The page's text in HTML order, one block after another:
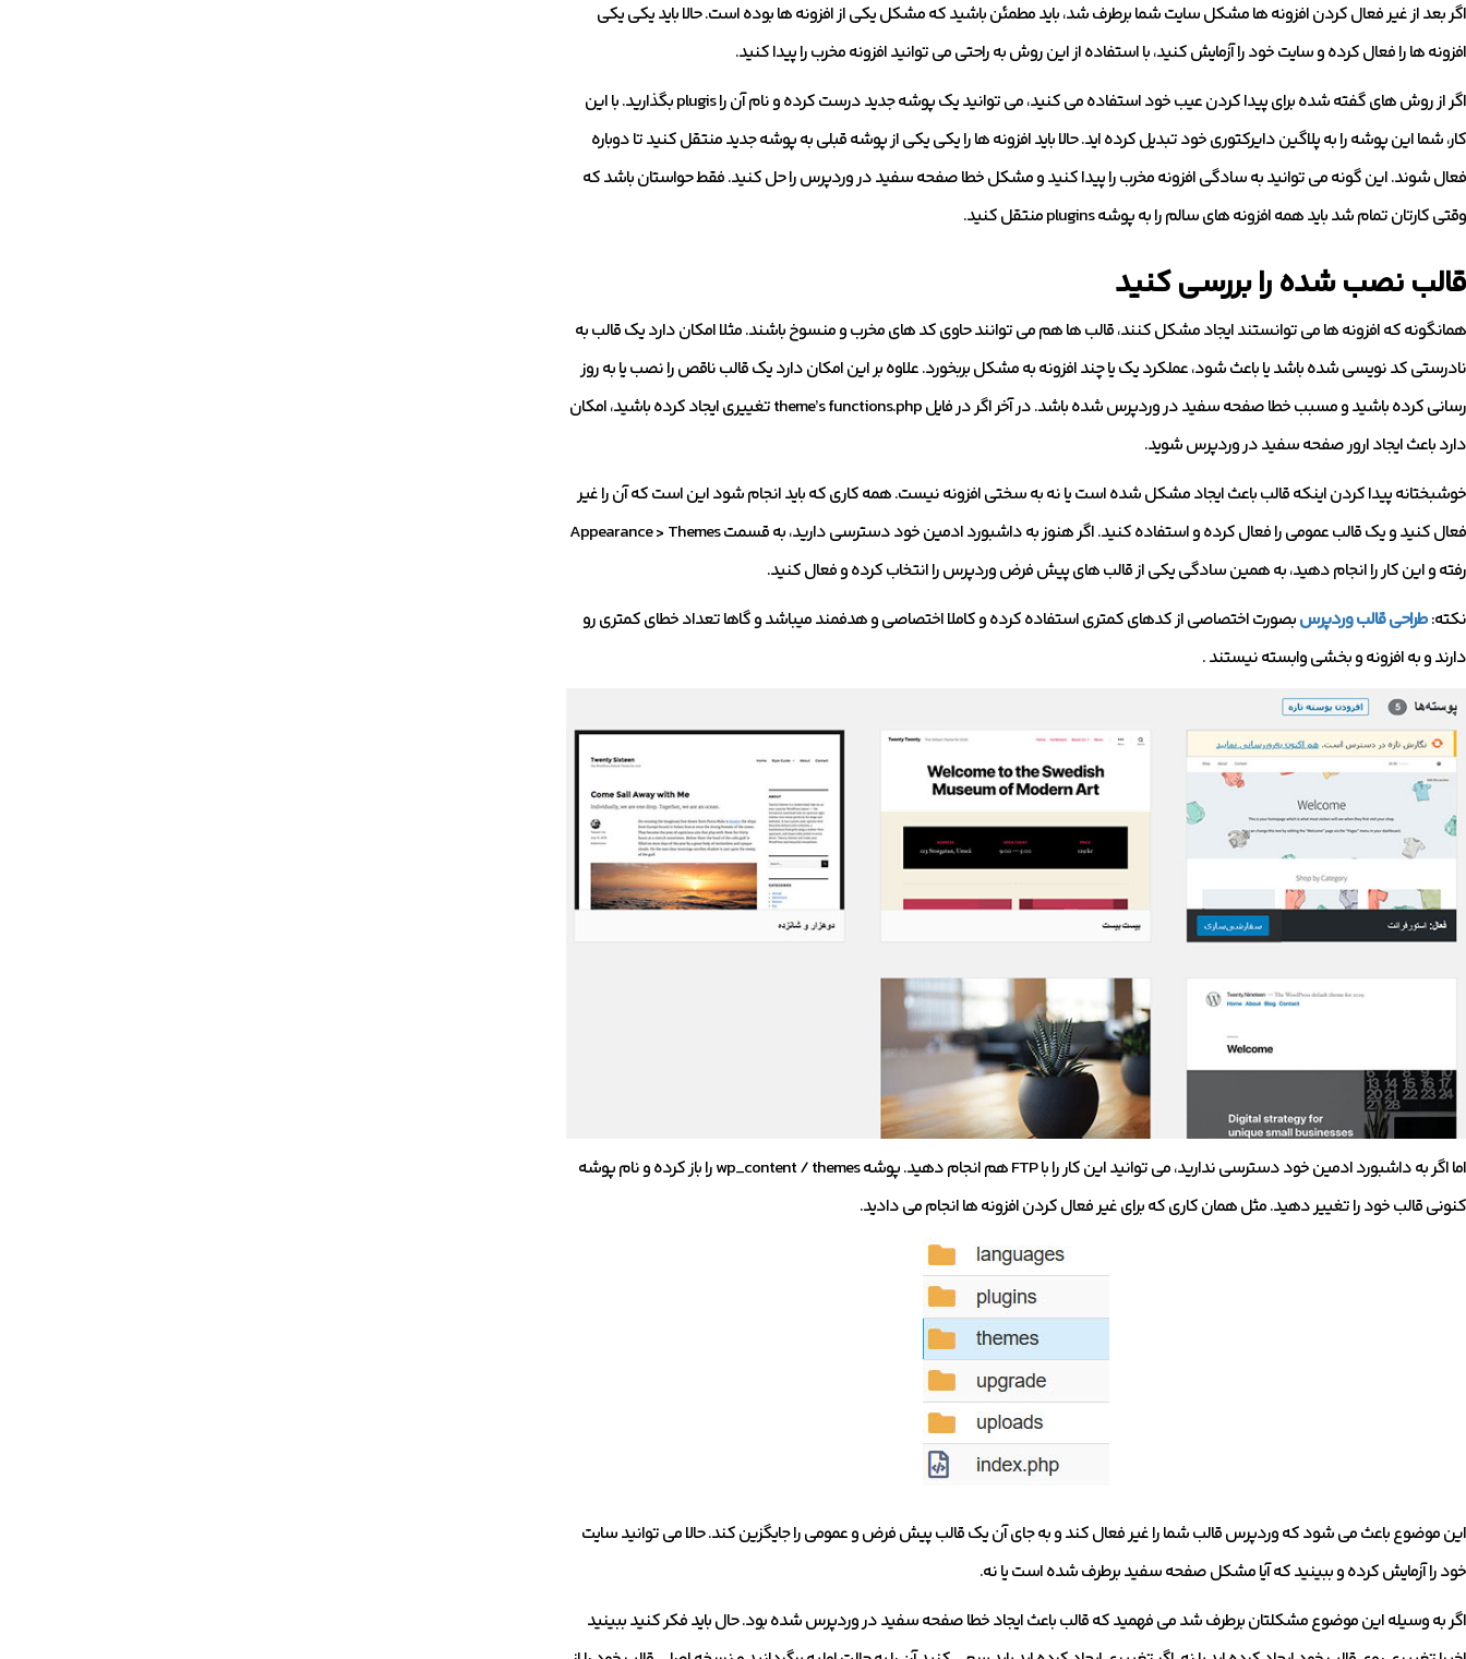
اگر بعد از غیر فعال کردن افزونه ها مشکل سایت شما برطرف شد، باید مطمئن باشید که مشکل یکی از افزونه ها بوده است. حالا باید یکی یکی
افزونه ها را فعال کرده و سایت خود را آزمایش کنید، با استفاده از این روش به راحتی می توانید افزونه مخرب را پیدا کنید.
اگر از روش های گفته شده برای پیدا کردن عیب خود استفاده می کنید، می توانید یک پوشه جدید درست کرده و نام آن را plugis بگذارید. با این
کار، شما این پوشه را به پلاگین دایرکتوری خود تبدیل کرده اید. حالا باید افزونه ها را یکی یکی از پوشه قبلی به پوشه جدید منتقل کنید تا دوباره
فعال شوند. این گونه می توانید به سادگی افزونه مخرب را پیدا کنید و مشکل خطا صفحه سفید در وردپرس را حل کنید. فقط حواستان باشد که
وقتی کارتان تمام شد باید همه افزونه های سالم را به پوشه plugins منتقل کنید.
قالب نصب شده را بررسی کنید
همانگونه که افزونه ها می توانستند ایجاد مشکل کنند، قالب ها هم می توانند حاوی کد های مخرب و منسوخ باشند. مثلا امکان دارد یک قالب به
نادرستی کد نویسی شده باشد یا باعث شود، عملکرد یک یا چند افزونه به مشکل بربخورد. علاوه بر این امکان دارد یک قالب ناقص را نصب یا به روز
رسانی کرده باشید و مسبب خطا صفحه سفید در وردپرس شده باشد. در آخر اگر در فایل theme’s functions.php تغییری ایجاد کرده باشید، امکان
دارد باعث ایجاد ارور صفحه سفید در وردپرس شوید.
خوشبختانه پیدا کردن اینکه قالب باعث ایجاد مشکل شده است یا نه به سختی افزونه نیست. همه کاری که باید انجام شود این است که آن را غیر
فعال کنید و یک قالب عمومی را فعال کرده و استفاده کنید. اگر هنوز به داشبورد ادمین خود دسترسی دارید، به قسمت Appearance > Themes
رفته و این کار را انجام دهید، به همین سادگی یکی از قالب های پیش فرض وردپرس را انتخاب کرده و فعال کنید.
نکته:طراحی قالب وردپرسبصورت اختصاصی از کدهای کمتری استفاده کرده و کاملا اختصاصی و هدفمند میباشد و گاها تعداد خطای کمتری رو
دارند و به افزونه و بخشی وابسته نیستند .
اما اگر به داشبورد ادمین خود دسترسی ندارید، می توانید این کار را با FTP هم انجام دهید. پوشه wp_content / themes را باز کرده و نام پوشه
کنونی قالب خود را تغییر دهید. مثل همان کاری که برای غیر فعال کردن افزونه ها انجام می دادید.
این موضوع باعث می شود که وردپرس قالب شما را غیر فعال کند و به جای آن یک قالب پیش فرض و عمومی را جایگزین کند. حالا می توانید سایت
خود را آزمایش کرده و ببینید که آیا مشکل صفحه سفید برطرف شده است یا نه.
اگر به وسیله این موضوع مشکلتان برطرف شد می فهمید که قالب باعث ایجاد خطا صفحه سفید در وردپرس شده بود. حال باید فکر کنید ببینید